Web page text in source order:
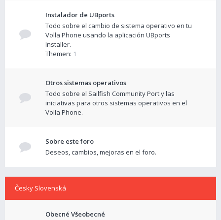
Instalador de UBports
Todo sobre el cambio de sistema operativo en tu
Volla Phone usando la aplicación UBports
Installer.
Themen: 1
Otros sistemas operativos
Todo sobre el Sailfish Community Port y las
iniciativas para otros sistemas operativos en el
Volla Phone.
Sobre este foro
Deseos, cambios, mejoras en el foro.
Česky Slovenská
Obecné Všeobecné